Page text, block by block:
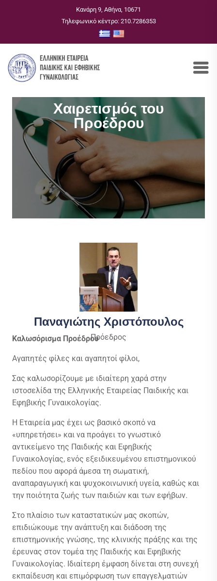
Κανάρη 9, Αθήνα, 10671
Τηλεφωνικό κέντρο: 210.7286353
Χαιρετισμός του
Προέδρου
Παναγιώτης Χριστόπουλος
Πρόεδρος
Καλωσόρισμα Προέδρου
Αγαπητές φίλες και αγαπητοί φίλοι,
Σας καλωσορίζουμε με ιδιαίτερη χαρά στην
ιστοσελίδα της Ελληνικής Εταιρείας Παιδικής και
Εφηβικής Γυναικολογίας.
Η Εταιρεία μας έχει ως βασικό σκοπό να
«υπηρετήσει» και να προάγει το γνωστικό
αντικείμενο της Παιδικής και Εφηβικής
Γυναικολογίας, ενός εξειδικευμένου επιστημονικού
πεδίου που αφορά άμεσα τη σωματική,
αναπαραγωγική και ψυχοκοινωνική υγεία, καθώς και
την ποιότητα ζωής των παιδιών και των εφήβων.
Στο πλαίσιο των καταστατικών μας σκοπών,
επιδιώκουμε την ανάπτυξη και διάδοση της
επιστημονικής γνώσης, της κλινικής πράξης και της
έρευνας στον τομέα της Παιδικής και Εφηβικής
Γυναικολογίας. Ιδιαίτερη έμφαση δίνεται στη συνεχή
εκπαίδευση και επιμόρφωση των επαγγελματιών